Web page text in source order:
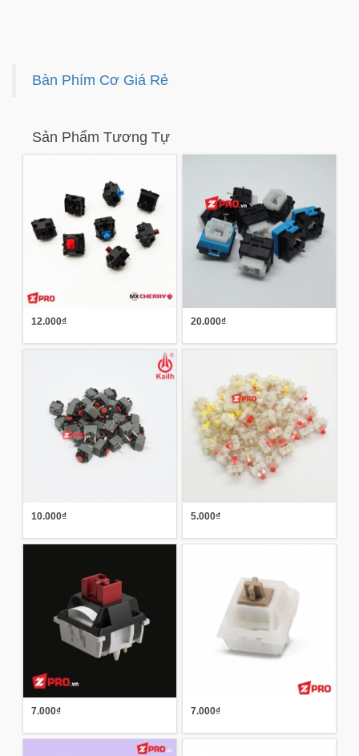
Bàn Phím Cơ Giá Rẻ
Sản Phẩm Tương Tự
12.000₫ 20.000₫
10.000₫ 5.000₫
7.000₫ 7.000₫